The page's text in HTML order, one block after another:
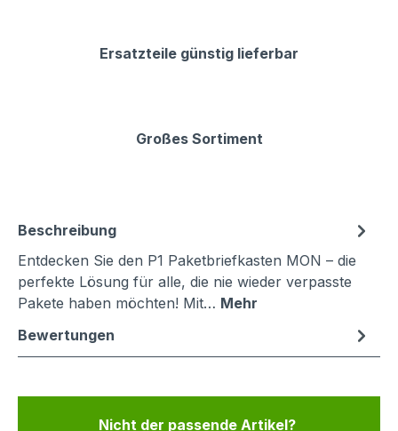
Ersatzteile günstig lieferbar
Großes Sortiment
Beschreibung
Entdecken Sie den P1 Paketbriefkasten MON – die
perfekte Lösung für alle, die nie wieder verpasste
Pakete haben möchten! Mit… Mehr
Bewertungen
Nicht der passende Artikel?